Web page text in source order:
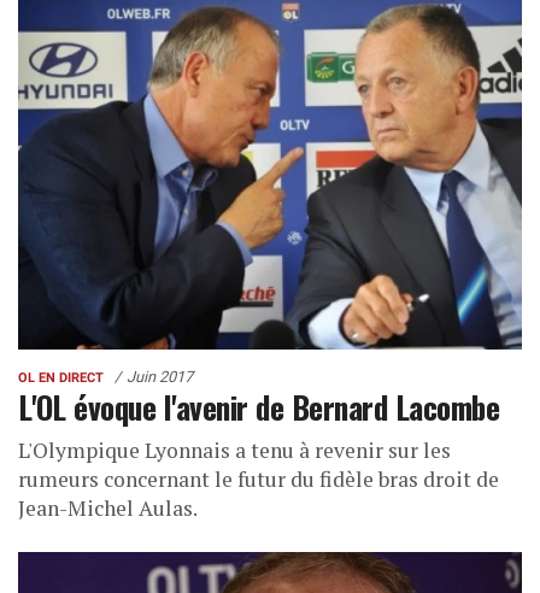
OL EN DIRECT Juin 2017
L'OL évoque l'avenir de Bernard Lacombe
L'Olympique Lyonnais a tenu à revenir sur les
rumeurs concernant le futur du fidèle bras droit de
Jean-Michel Aulas.